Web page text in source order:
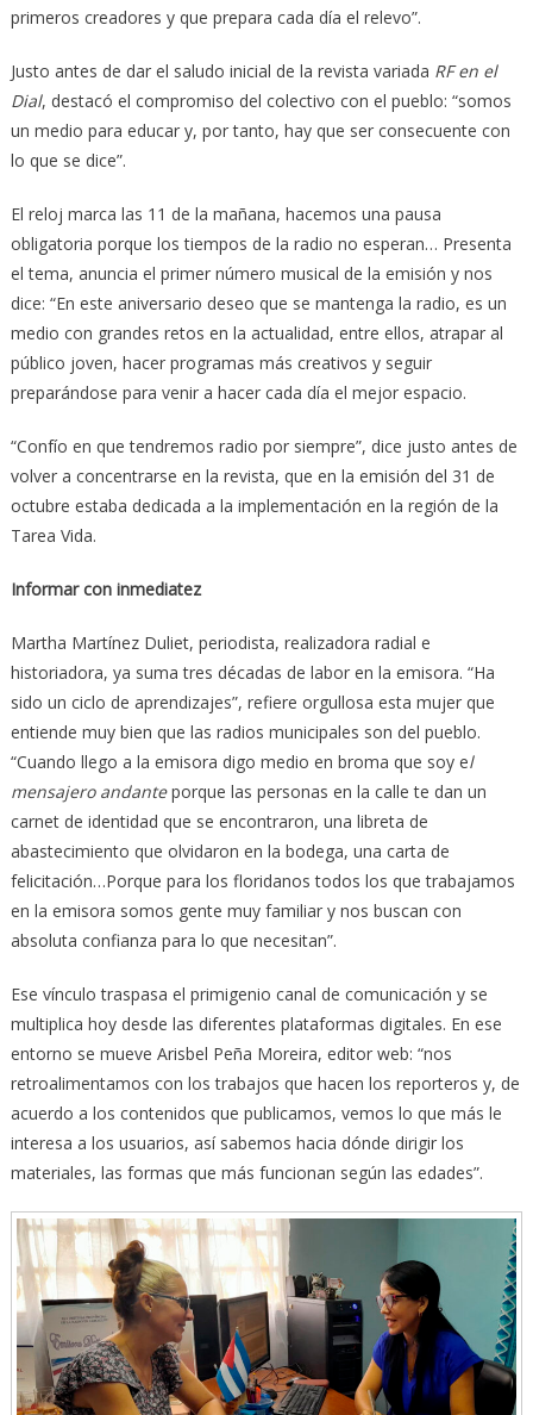
primeros creadores y que prepara cada día el relevo”.
Justo antes de dar el saludo inicial de la revista variada RF en el
Dial, destacó el compromiso del colectivo con el pueblo: “somos
un medio para educar y, por tanto, hay que ser consecuente con
lo que se dice”.
El reloj marca las 11 de la mañana, hacemos una pausa
obligatoria porque los tiempos de la radio no esperan… Presenta
el tema, anuncia el primer número musical de la emisión y nos
dice: “En este aniversario deseo que se mantenga la radio, es un
medio con grandes retos en la actualidad, entre ellos, atrapar al
público joven, hacer programas más creativos y seguir
preparándose para venir a hacer cada día el mejor espacio.
“Confío en que tendremos radio por siempre”, dice justo antes de
volver a concentrarse en la revista, que en la emisión del 31 de
octubre estaba dedicada a la implementación en la región de la
Tarea Vida.
Informar con inmediatez
Martha Martínez Duliet, periodista, realizadora radial e
historiadora, ya suma tres décadas de labor en la emisora. “Ha
sido un ciclo de aprendizajes”, refiere orgullosa esta mujer que
entiende muy bien que las radios municipales son del pueblo.
“Cuando llego a la emisora digo medio en broma que soy el
mensajero andanteporque las personas en la calle te dan un
carnet de identidad que se encontraron, una libreta de
abastecimiento que olvidaron en la bodega, una carta de
felicitación…Porque para los floridanos todos los que trabajamos
en la emisora somos gente muy familiar y nos buscan con
absoluta confianza para lo que necesitan”.
Ese vínculo traspasa el primigenio canal de comunicación y se
multiplica hoy desde las diferentes plataformas digitales. En ese
entorno se mueve Arisbel Peña Moreira, editor web: “nos
retroalimentamos con los trabajos que hacen los reporteros y, de
acuerdo a los contenidos que publicamos, vemos lo que más le
interesa a los usuarios, así sabemos hacia dónde dirigir los
materiales, las formas que más funcionan según las edades”.